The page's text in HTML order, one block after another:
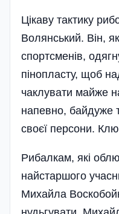
Цікаву тактику
Волянський. Він,
спортсменів,
пінопласту, щоб
чаклувати майже
напевно, байдуже
своєї персони.
Рибалкам, які
найстаршого
Михайла